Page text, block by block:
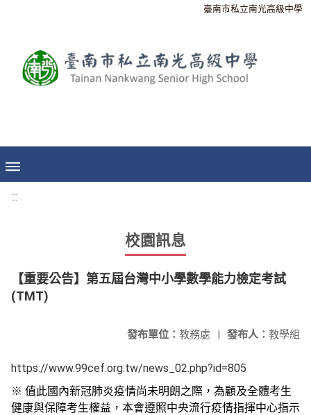
臺南市私立南光高級中學
:::
校園訊息
【重要公告】第五屆台灣中小學數學能力檢定考試
(TMT)
發布人： 教學組
發布單位： 教務處 |
https://www.99cef.org.tw/news_02.php?id=805
※ 值此國內新冠肺炎疫情尚未明朗之際，為顧及全體考生
健康與保障考生權益，本會遵照中央流行疫情指揮中心指示